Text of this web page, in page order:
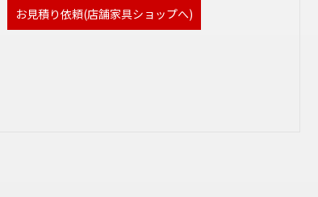
お見積り依頼(店舗家具ショップへ)